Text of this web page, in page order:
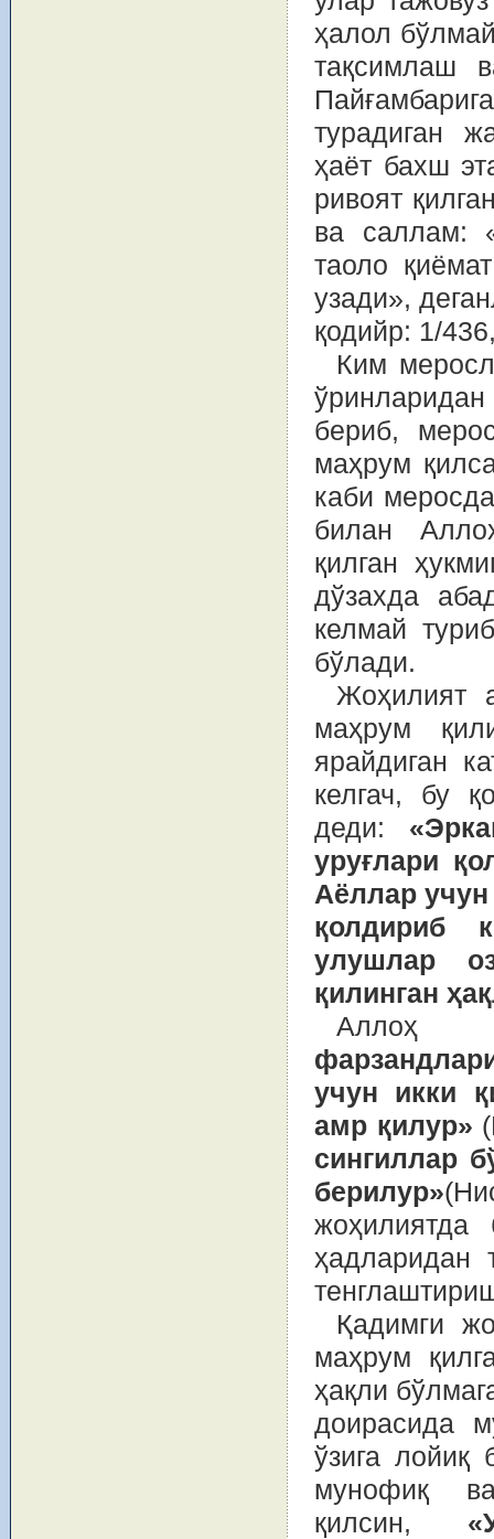
ҳалол
тақсимлаш
турадиган
ҳаёт бахш
ривоят
ва саллам:
таоло
узади»,
қодийр: 1/
Ким
бериб,
маҳрум
каби
билан
қилган
дўзахда
келмай
бўлади.
Жоҳилият
маҳрум
ярайдиган
келгач, бу
деди:
уруғлари
Аёллар
қол­дириб
улушлар
қилинган
учун икки
амр қилур»
сингиллар
берилур»
жоҳилиятда
ҳадларидан
Қадимги
маҳрум
ҳақли
доирасида
ўзига лойиқ
мунофиқ
қилсин,